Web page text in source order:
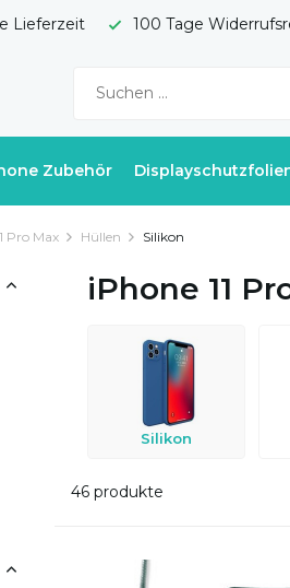
Lieferzeit 100 Tage
Zubehör
Pro Max Hüllen Silikon
iPhone 11
Silikon
46 produkte